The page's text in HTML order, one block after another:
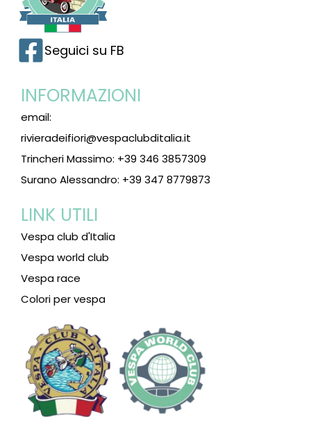
Seguici su FB
INFORMAZIONI
email:
rivieradeifiori@vespaclubditalia.it
Trincheri Massimo: +39 346 3857309
Surano Alessandro: +39 347 8779873
LINK UTILI
Vespa club d'Italia
Vespa world club
Vespa race
Colori per vespa